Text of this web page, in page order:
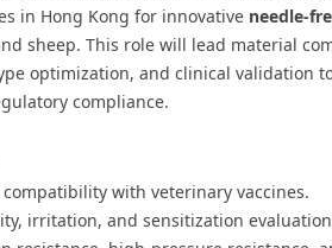
in Hong Kong for innovative needle-
sheep. This role will lead material
optimization, and clinical validation
compliance.
with veterinary vaccines.
irritation, and sensitization